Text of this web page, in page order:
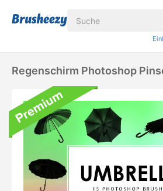
Regenschirm Photoshop